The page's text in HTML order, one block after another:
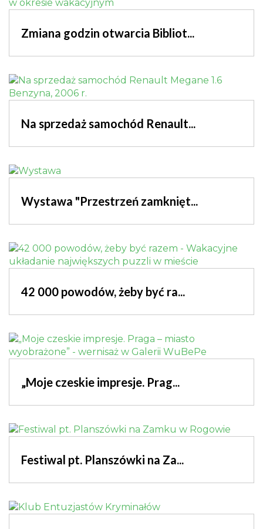
Zmiana godzin otwarcia Bibliot...
Na sprzedaż samochód Renault...
Wystawa "Przestrzeń zamknięt...
42 000 powodów, żeby być ra...
„Moje czeskie impresje. Prag...
Festiwal pt. Planszówki na Za...